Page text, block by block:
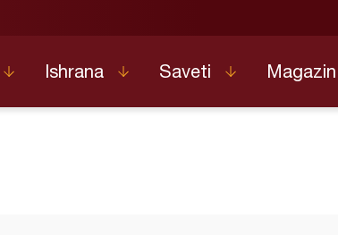
Ishrana Saveti Magazin